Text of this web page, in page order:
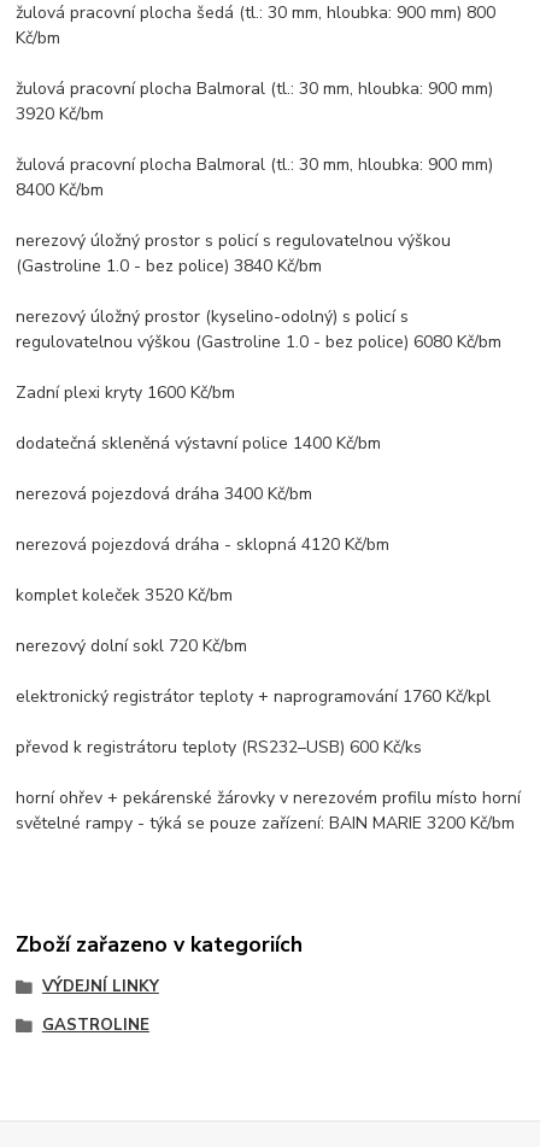
žulová pracovní plocha šedá (tl.: 30 mm, hloubka: 900 mm) 800
Kč/bm
žulová pracovní plocha Balmoral (tl.: 30 mm, hloubka: 900 mm)
3920 Kč/bm
žulová pracovní plocha Balmoral (tl.: 30 mm, hloubka: 900 mm)
8400 Kč/bm
nerezový úložný prostor s policí s regulovatelnou výškou
(Gastroline 1.0 - bez police) 3840 Kč/bm
nerezový úložný prostor (kyselino-odolný) s policí s
regulovatelnou výškou (Gastroline 1.0 - bez police) 6080 Kč/bm
Zadní plexi kryty 1600 Kč/bm
dodatečná skleněná výstavní police 1400 Kč/bm
nerezová pojezdová dráha 3400 Kč/bm
nerezová pojezdová dráha - sklopná 4120 Kč/bm
komplet koleček 3520 Kč/bm
nerezový dolní sokl 720 Kč/bm
elektronický registrátor teploty + naprogramování 1760 Kč/kpl
převod k registrátoru teploty (RS232–USB) 600 Kč/ks
horní ohřev + pekárenské žárovky v nerezovém profilu místo horní
světelné rampy - týká se pouze zařízení: BAIN MARIE 3200 Kč/bm
Zboží zařazeno v kategoriích
VÝDEJNÍ LINKY
GASTROLINE